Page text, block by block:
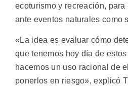
ecoturismo y recreación,
ante eventos naturales como
«La idea es evaluar cómo
que tenemos hoy día de
hacemos un uso racional de
ponerlos en riesgo», explicó